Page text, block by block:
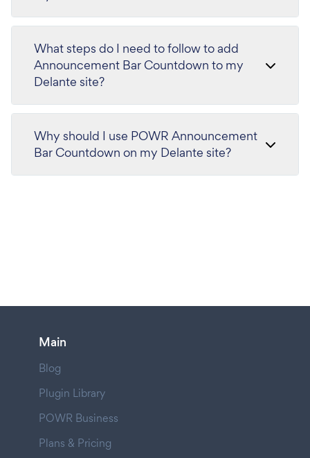
What steps do I need to follow to add
Announcement Bar Countdown to my
Delante site?
Why should I use POWR Announcement
Bar Countdown on my Delante site?
Main
Blog
Plugin Library
POWR Business
Plans & Pricing